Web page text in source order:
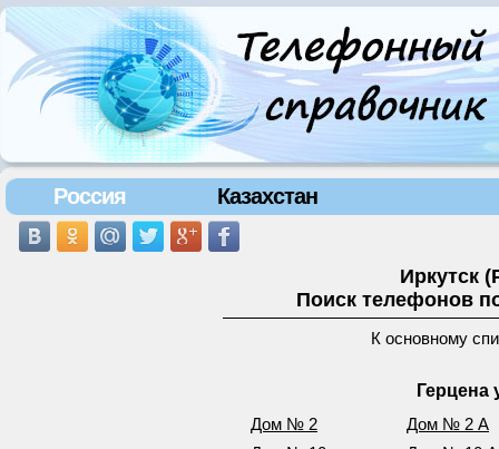
Россия Казахстан
Иркутск
Поиск телефонов
К основному
Герцена
Дом № 2
Дом № 2 А